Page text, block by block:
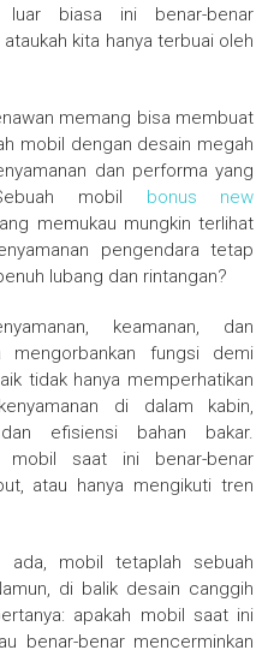
biasa ini benar-benar
kita hanya terbuai oleh
memang bisa membuat
mobil dengan desain megah
dan performa yang
mobil bonus new
memukau mungkin terlihat
pengendara tetap
lubang dan rintangan?
keamanan, dan
mengorbankan fungsi demi
tidak hanya memperhatikan
di dalam kabin,
efisiensi bahan bakar.
mobil saat ini benar-benar
atau hanya mengikuti tren
ada, mobil tetaplah sebuah
di balik desain canggih
apakah mobil saat ini
benar-benar mencerminkan